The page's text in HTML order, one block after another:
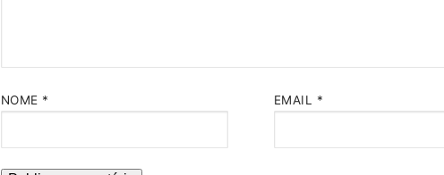
NOME * EMAIL *